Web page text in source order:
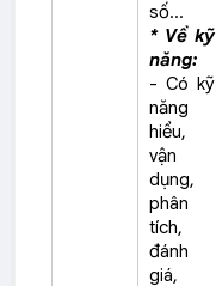
số…
* Về kỹ
năng:
- Có kỹ
năng
hiểu,
vận
dụng,
phân
tích,
đánh
giá,